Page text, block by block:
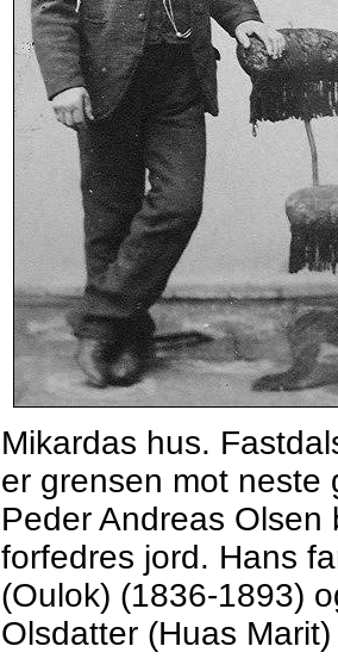
Mikardas hus.
er grensen mot neste
Peder Andreas
forfedres jord. Hans
(Oulok) (1836-1893)
Olsdatter (Huas